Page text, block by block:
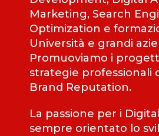
Marketing, Search
Optimization e
Università e grandi
Promuoviamo i
strategie professionali
Brand Reputation.
La passione per i
sempre orientato lo